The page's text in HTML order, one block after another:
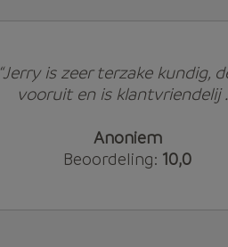
“Jerry is zeer terzake kundig,
vooruit en is klantvriendelij
Anoniem
Beoordeling: 10,0